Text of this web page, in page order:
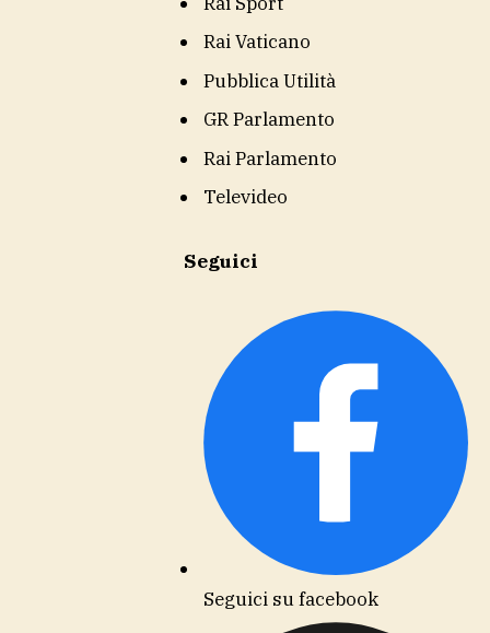
Rai Vaticano
Pubblica Utilità
GR Parlamento
Rai Parlamento
Televideo
Seguici
Seguici su facebook